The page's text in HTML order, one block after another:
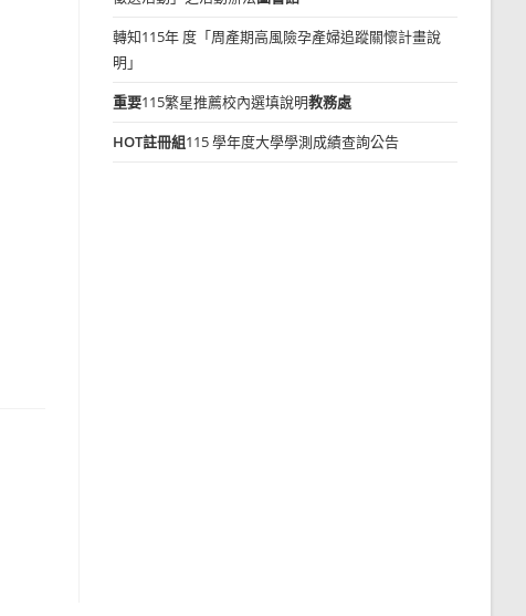
轉知115年 度「周產期高風險孕產婦追蹤關懷計畫說
明」
重要115繁星推薦校內選填說明教務處
HOT註冊組115 學年度大學學測成績查詢公告